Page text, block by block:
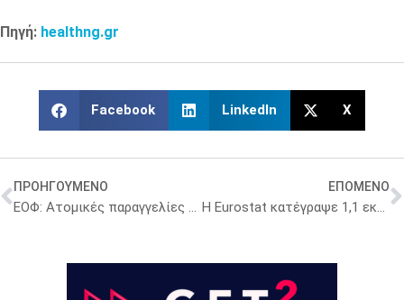
Πηγή: healthng.gr
Facebook LinkedIn X
ΠΡΟΗΓΟΥΜΕΝΟ ΕΠΟΜΕΝΟ